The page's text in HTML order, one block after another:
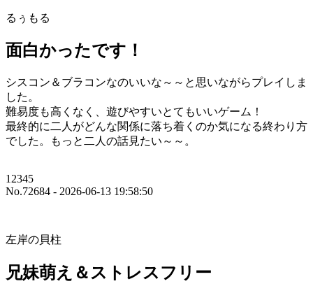
るぅもる
面白かったです！
シスコン＆ブラコンなのいいな～～と思いながらプレイしま
した。
難易度も高くなく、遊びやすいとてもいいゲーム！
最終的に二人がどんな関係に落ち着くのか気になる終わり方
でした。もっと二人の話見たい～～。
12345
No.72684 - 2026-06-13 19:58:50
左岸の貝柱
兄妹萌え＆ストレスフリー